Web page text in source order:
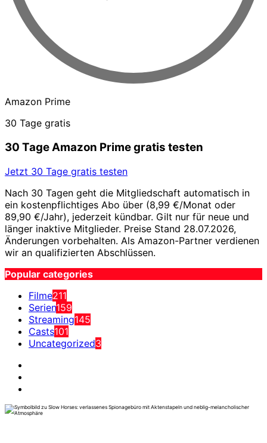
Amazon Prime
30 Tage gratis
30 Tage Amazon Prime gratis testen
Jetzt 30 Tage gratis testen
Nach 30 Tagen geht die Mitgliedschaft automatisch in
ein kostenpflichtiges Abo über (8,99 €/Monat oder
89,90 €/Jahr), jederzeit kündbar. Gilt nur für neue und
länger inaktive Mitglieder. Preise Stand 28.07.2026,
Änderungen vorbehalten. Als Amazon-Partner verdienen
wir an qualifizierten Abschlüssen.
Popular categories
Filme211
Serien159
Streaming145
Casts101
Uncategorized3